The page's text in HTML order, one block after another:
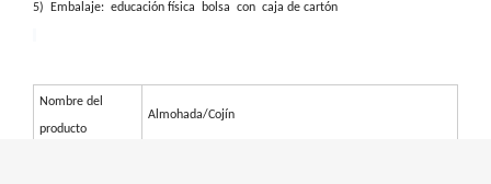
5) Embalaje: educación física bolsa con caja de cartón
Nombre del
producto
Almohada/Cojín